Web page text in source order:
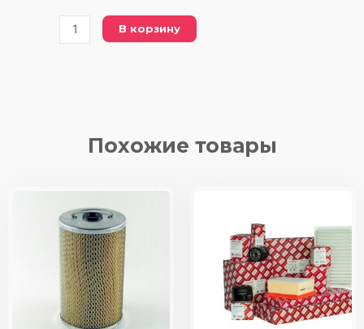
Количество
товара
В корзину
Похожие товары